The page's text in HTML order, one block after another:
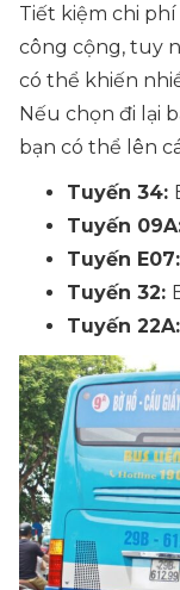
Tiết kiệm chi
công cộng, tuy
có thể khiến
Nếu chọn đi lại
bạn có thể lên
Tuyến 34:
Tuyến
Tuyến E07:
Tuyến 32:
Tuyến 22A: